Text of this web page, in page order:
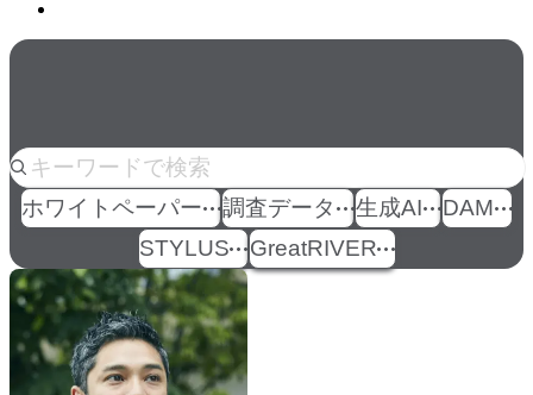
上から態度変容までの企業のマーケティ
人気のkeyword
ホワイトペーパー 調査データ 生成AI
DAM
STYLUS
GreatRIVER